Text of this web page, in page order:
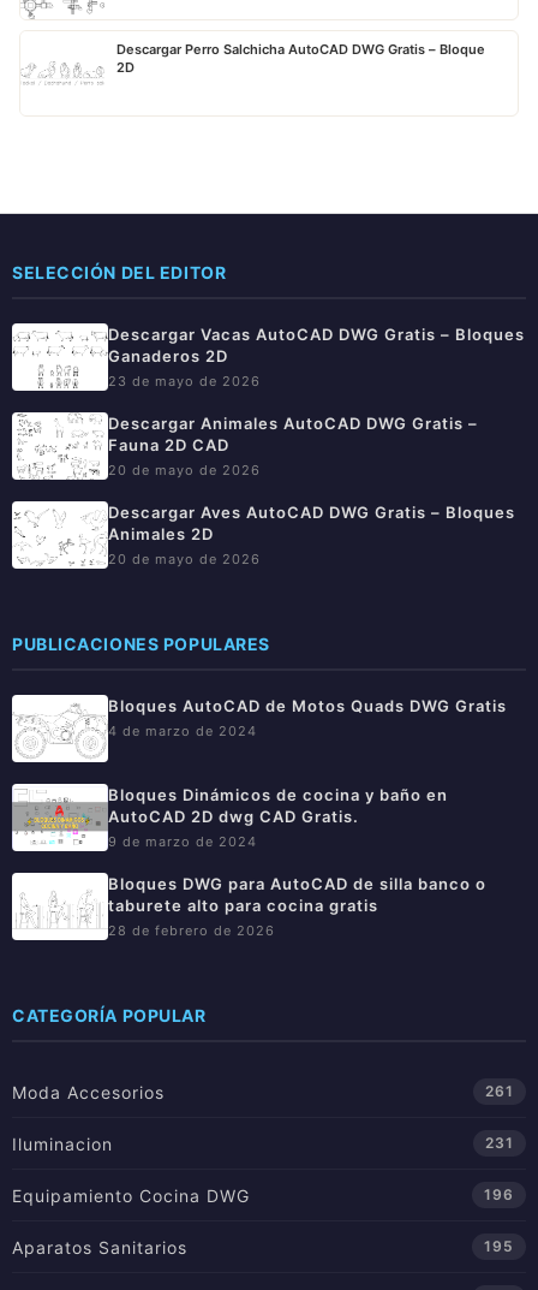
Descargar Perro Salchicha AutoCAD DWG Gratis – Bloque
2D
SELECCIÓN DEL EDITOR
Descargar Vacas AutoCAD DWG Gratis – Bloques
Ganaderos 2D
23 de mayo de 2026
Descargar Animales AutoCAD DWG Gratis –
Fauna 2D CAD
20 de mayo de 2026
Descargar Aves AutoCAD DWG Gratis – Bloques
Animales 2D
20 de mayo de 2026
PUBLICACIONES POPULARES
Bloques AutoCAD de Motos Quads DWG Gratis
4 de marzo de 2024
Bloques Dinámicos de cocina y baño en
AutoCAD 2D dwg CAD Gratis.
9 de marzo de 2024
Bloques DWG para AutoCAD de silla banco o
taburete alto para cocina gratis
28 de febrero de 2026
CATEGORÍA POPULAR
Moda Accesorios 261
Iluminacion 231
Equipamiento Cocina DWG 196
Aparatos Sanitarios 195